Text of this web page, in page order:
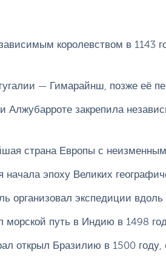
королевством в 1143
— Гимарайнш, позже её
Алжубарроте закрепила
страна Европы с
начала эпоху Великих
организовал экспедиции
морской путь в Индию в 1498
открыл Бразилию в 1500 году,